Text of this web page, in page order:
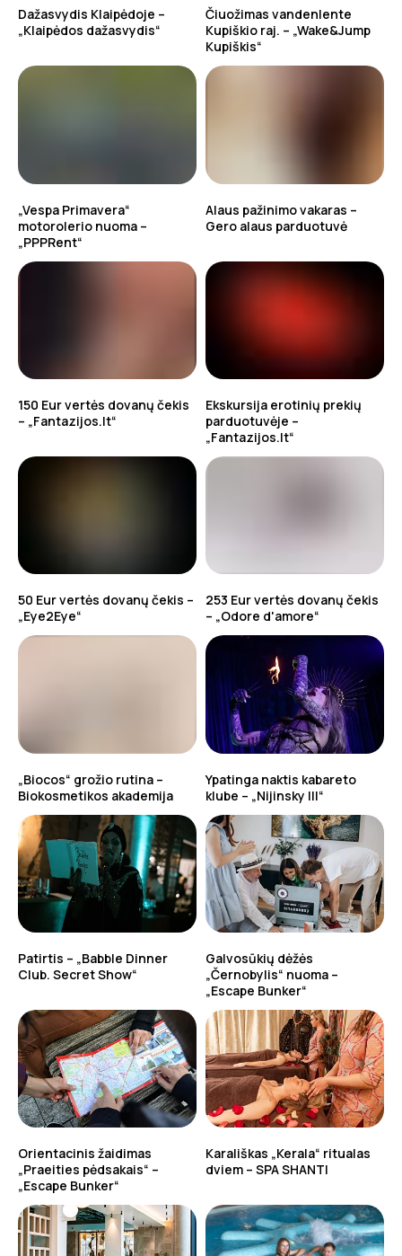
Dažasvydis Klaipėdoje –
„Klaipėdos dažasvydis“
Čiuožimas vandenlente
Kupiškio raj. – „Wake&Jump
Kupiškis“
„Vespa Primavera“
motorolerio nuoma –
„PPPRent“
Alaus pažinimo vakaras –
Gero alaus parduotuvė
150 Eur vertės dovanų čekis
– „Fantazijos.lt“
Ekskursija erotinių prekių
parduotuvėje –
„Fantazijos.lt“
50 Eur vertės dovanų čekis –
„Eye2Eye“
253 Eur vertės dovanų čekis
– „Odore d'amore“
„Biocos“ grožio rutina –
Biokosmetikos akademija
Ypatinga naktis kabareto
klube – „Nijinsky III“
Patirtis – „Babble Dinner
Club. Secret Show“
Galvosūkių dėžės
„Černobylis“ nuoma –
„Escape Bunker“
Orientacinis žaidimas
„Praeities pėdsakais“ –
„Escape Bunker“
Karališkas „Kerala“ ritualas
dviem – SPA SHANTI